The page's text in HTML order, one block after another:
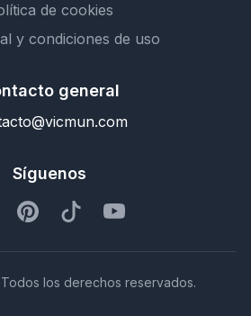
de cookies
y condiciones de uso
general
Síguenos
los derechos reservados.